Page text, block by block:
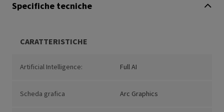
Specifiche tecniche
CARATTERISTICHE
Artificial Intelligence: Full AI
Scheda grafica Arc Graphics